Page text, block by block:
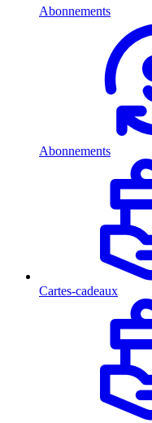
Abonnements
Abonnements
Cartes-cadeaux